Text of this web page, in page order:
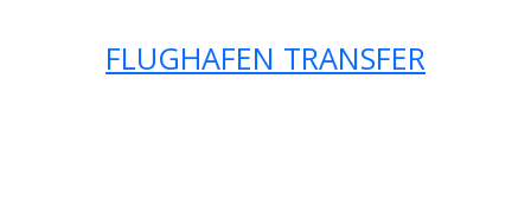
FLUGHAFEN TRANSFER